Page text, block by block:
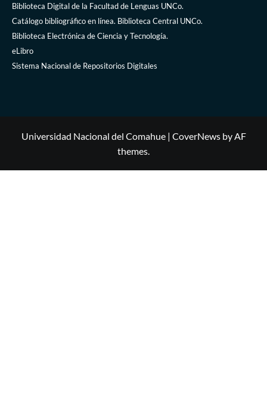
Biblioteca Digital de la Facultad de Lenguas UNCo.
Catálogo bibliográfico en línea. Biblioteca Central UNCo.
Biblioteca Electrónica de Ciencia y Tecnología.
eLibro
Sistema Nacional de Repositorios Digitales
Universidad Nacional del Comahue | CoverNewsby AF
themes.